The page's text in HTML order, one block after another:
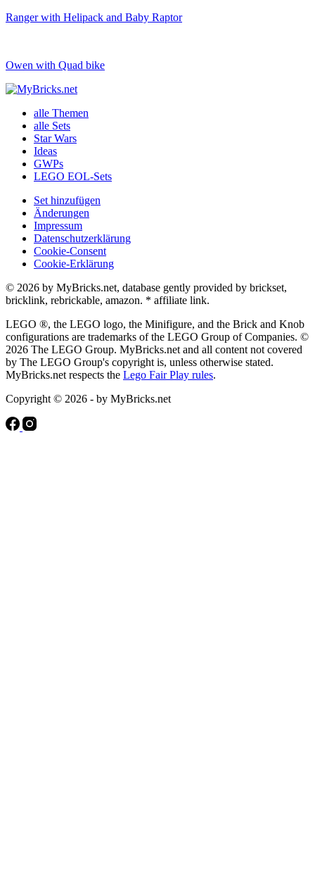
Ranger with Helipack and Baby Raptor
Owen with Quad bike
alle Themen
alle Sets
Star Wars
Ideas
GWPs
LEGO EOL-Sets
Set hinzufügen
Änderungen
Impressum
Datenschutzerklärung
Cookie-Consent
Cookie-Erklärung
© 2026 by MyBricks.net, database gently provided by brickset,
bricklink, rebrickable, amazon. * affiliate link.
LEGO ®, the LEGO logo, the Minifigure, and the Brick and Knob
configurations are trademarks of the LEGO Group of Companies. ©
2026 The LEGO Group. MyBricks.net and all content not covered
by The LEGO Group's copyright is, unless otherwise stated.
MyBricks.net respects the Lego Fair Play rules.
Copyright © 2026 - by MyBricks.net